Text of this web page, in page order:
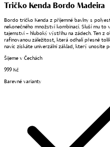
Tričko Kenda Bordo Madeira
Bordo tričko Kenda z příjemné bavlny s
nekonečného množství kombinací. Sluší mu to
tajemství – hluboký výstřihu na zádech. Ten z
rafinovanou záležitost, která odhalí přesně
navíc získáte univerzální základ, který unosíte
Šijeme v Čechách
999 Kč
Barevné varianty